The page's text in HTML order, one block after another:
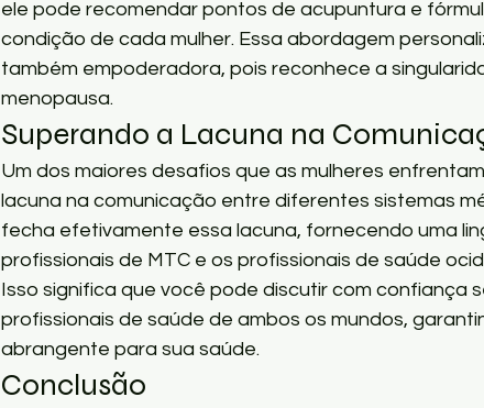
ele pode recomendar pontos de acupuntura e
condição de cada mulher. Essa abordagem
também empoderadora, pois reconhece a
menopausa.
Superando a Lacuna na
Um dos maiores desafios que as mulheres
lacuna na comunicação entre diferentes sistemas
fecha efetivamente essa lacuna, fornecendo uma
profissionais de MTC e os profissionais de saúde
Isso significa que você pode discutir com confiança
profissionais de saúde de ambos os mundos,
abrangente para sua saúde.
Conclusão